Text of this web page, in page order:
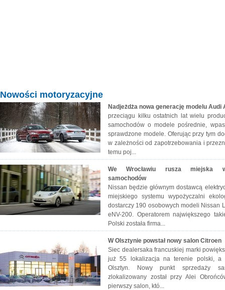
Nowości motoryzacyjne
Nadjeżdża nowa generację modelu Audi
przeciągu kilku ostatnich lat wielu
samochodów o modele pośrednie,
sprawdzone modele. Oferując przy tym
w zależności od zapotrzebowania i
temu poj...
We Wrocławiu rusza miejska
samochodów
Nissan będzie głównym dostawcą
miejskiego systemu wypożyczalni
dostarczy 190 osobowych modeli Nissan
eNV-200. Operatorem największego
Polski została firma...
W Olsztynie powstał nowy salon Citroen
Siec dealersaka francuskiej marki
już 55 lokalizacja na terenie polski, a
Olsztyn. Nowy punkt sprzedaży
zlokalizowany został przy Alei
pierwszy salon, któ...